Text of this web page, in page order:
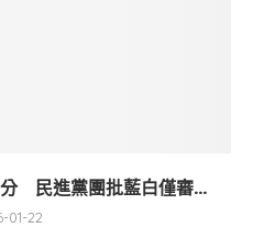
民進黨團批藍白僅審...
01-22